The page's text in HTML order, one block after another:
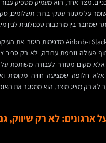
על מסגור עסקי ברור: תשלומים,
שמחבר בין מורכבות טכנולוגית לבין
אלא חלופה שמציעה חוויה מקומית
רק מציג מוצר. הוא ממסגר את האופן
לא רק שיווק,